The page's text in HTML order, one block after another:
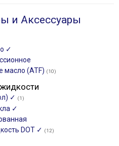
и Аксессуары
✓
масло (ATF) (10)
✓ (1)
✓
DOT ✓ (12)